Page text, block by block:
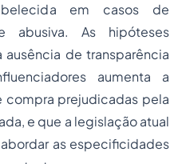
em casos de
abusiva. As hipóteses
de transparência
aumenta a
prejudicadas pela
e que a legislação atual
as especificidades